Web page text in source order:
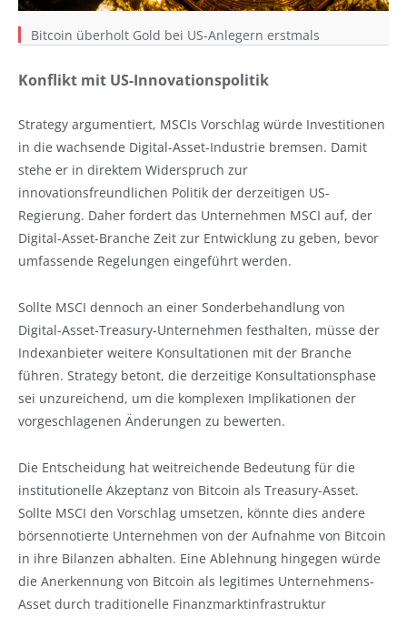
Bitcoin überholt Gold bei US-Anlegern erstmals
Konflikt mit US-Innovationspolitik
Strategy argumentiert, MSCIs Vorschlag würde Investitionen
in die wachsende Digital-Asset-Industrie bremsen. Damit
stehe er in direktem Widerspruch zur
innovationsfreundlichen Politik der derzeitigen US-
Regierung. Daher fordert das Unternehmen MSCI auf, der
Digital-Asset-Branche Zeit zur Entwicklung zu geben, bevor
umfassende Regelungen eingeführt werden.
Sollte MSCI dennoch an einer Sonderbehandlung von
Digital-Asset-Treasury-Unternehmen festhalten, müsse der
Indexanbieter weitere Konsultationen mit der Branche
führen. Strategy betont, die derzeitige Konsultationsphase
sei unzureichend, um die komplexen Implikationen der
vorgeschlagenen Änderungen zu bewerten.
Die Entscheidung hat weitreichende Bedeutung für die
institutionelle Akzeptanz von Bitcoin als Treasury-Asset.
Sollte MSCI den Vorschlag umsetzen, könnte dies andere
börsennotierte Unternehmen von der Aufnahme von Bitcoin
in ihre Bilanzen abhalten. Eine Ablehnung hingegen würde
die Anerkennung von Bitcoin als legitimes Unternehmens-
Asset durch traditionelle Finanzmarktinfrastruktur